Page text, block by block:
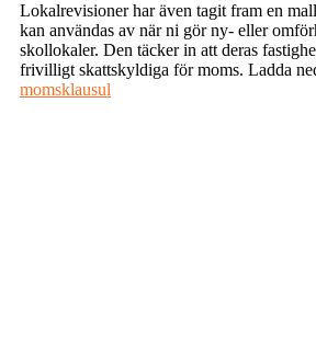
Lokalrevisioner har även tagit fram en
kan användas av när ni gör ny- eller
skollokaler. Den täcker in att deras
frivilligt skattskyldiga för moms. Ladda
momsklausul